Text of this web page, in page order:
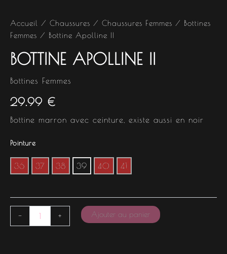
Accueil / Chaussures / Chaussures Femmes / Bottines
Femmes / Bottine Apolline II
BOTTINE APOLLINE II
Bottines Femmes
29.99 €
Bottine marron avec ceinture, existe aussi en noir
Pointure
36 37 38 39 40 41
- + Ajouter au panier